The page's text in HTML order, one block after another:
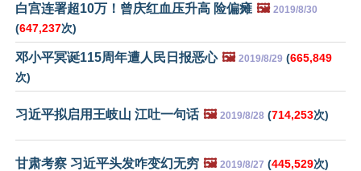
白宫连署超10万！曾庆红血压升高 险偏瘫 🖼️ 2019/8/30
(647,237次)
邓小平冥诞115周年遭人民日报恶心 🖼️ 2019/8/29 (665,849
次)
习近平拟启用王岐山 江吐一句话 🖼️ 2019/8/28 (714,253次)
甘肃考察 习近平头发咋变幻无穷 🖼️ 2019/8/27 (445,529次)